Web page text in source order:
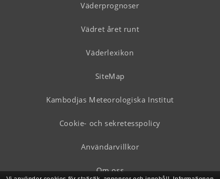
Väderprognoser
Vädret året runt
Väderlexikon
SiteMap
Kambodjas Meteorologiska Institut
Cookie- och sekretesspolicy
Användarvillkor
Om oss